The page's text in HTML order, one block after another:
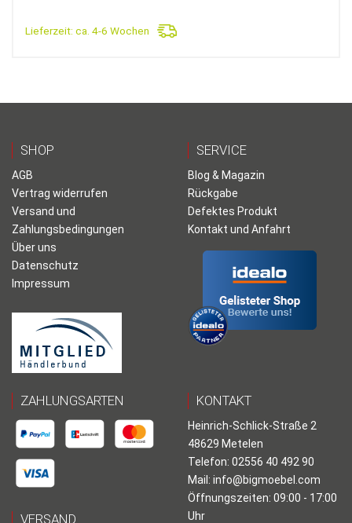
Lieferzeit: ca. 4-6 Wochen
SHOP
AGB
Vertrag widerrufen
Versand und
Zahlungsbedingungen
Über uns
Datenschutz
Impressum
SERVICE
Blog & Magazin
Rückgabe
Defektes Produkt
Kontakt und Anfahrt
ZAHLUNGSARTEN
VERSAND
KONTAKT
Heinrich-Schlick-Straße 2
48629 Metelen
Telefon: 02556 40 492 90
Mail: info@bigmoebel.com
Öffnungszeiten: 09:00 - 17:00
Uhr